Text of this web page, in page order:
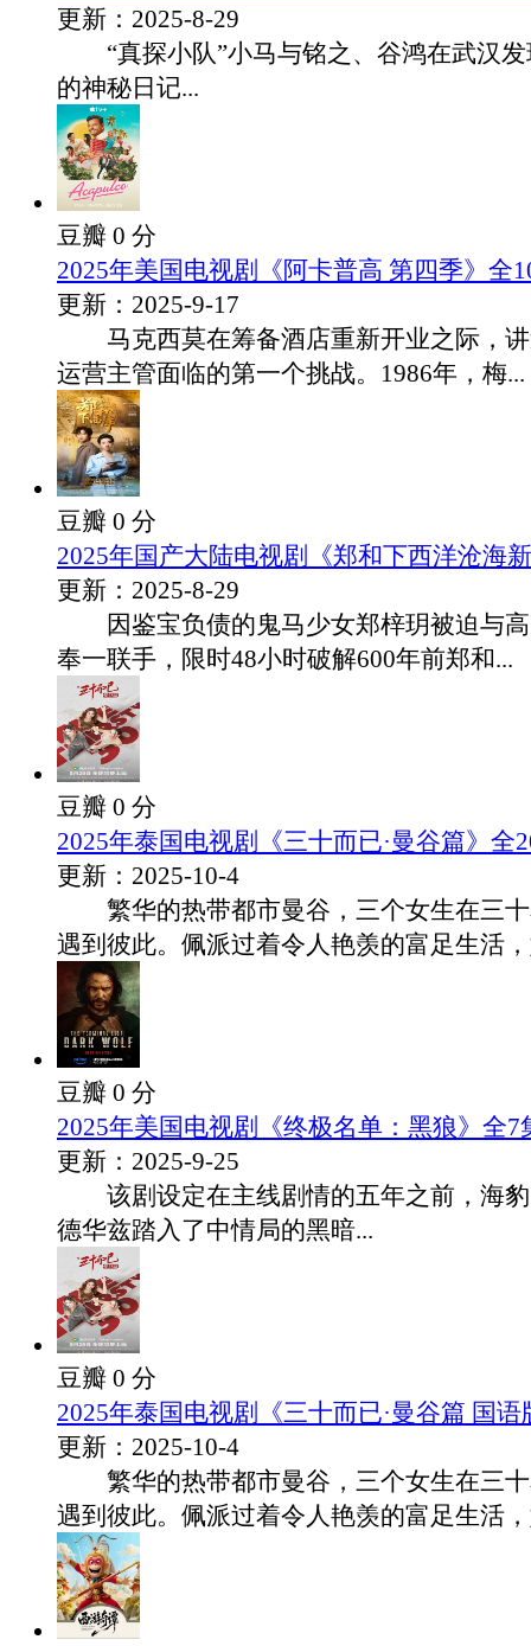
更新：2025-8-29
“真探小队”小马与铭之、谷鸿在武汉发
的神秘日记...
豆瓣 0 分
2025年美国电视剧《阿卡普高 第四季》全
更新：2025-9-17
马克西莫在筹备酒店重新开业之际，讲
运营主管面临的第一个挑战。1986年，梅...
豆瓣 0 分
2025年国产大陆电视剧《郑和下西洋沧海
更新：2025-8-29
因鉴宝负债的鬼马少女郑梓玥被迫与高
奉一联手，限时48小时破解600年前郑和...
豆瓣 0 分
2025年泰国电视剧《三十而已·曼谷篇》全
更新：2025-10-4
繁华的热带都市曼谷，三个女生在三十
遇到彼此。佩派过着令人艳羡的富足生活
豆瓣 0 分
2025年美国电视剧《终极名单：黑狼》全7
更新：2025-9-25
该剧设定在主线剧情的五年之前，海豹
德华兹踏入了中情局的黑暗...
豆瓣 0 分
2025年泰国电视剧《三十而已·曼谷篇 国语
更新：2025-10-4
繁华的热带都市曼谷，三个女生在三十
遇到彼此。佩派过着令人艳羡的富足生活